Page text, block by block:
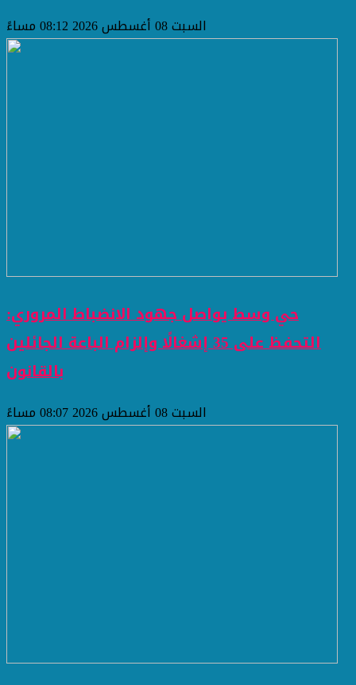
السبت 08 أغسطس 2026 08:12 مساءً
حي وسط يواصل جهود الانضباط المروري:
التحفظ على 35 إشغالًا وإلزام الباعة الجائلين
بالقانون
السبت 08 أغسطس 2026 08:07 مساءً